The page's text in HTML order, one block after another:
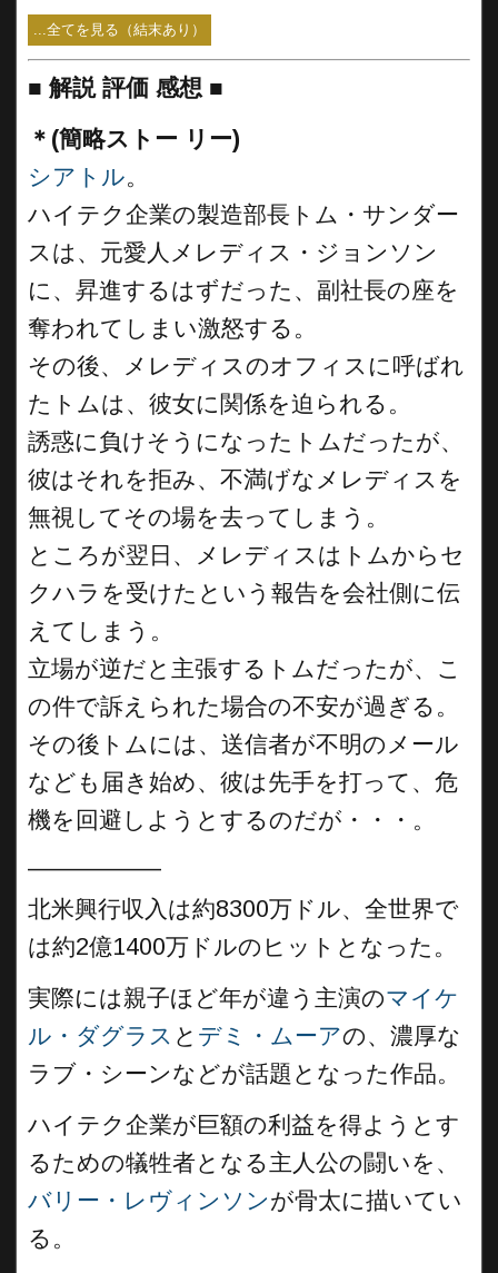
...全てを見る（結末あり）
■ 解説 評価 感想 ■
＊(簡略ストー リー)
シアトル。
ハイテク企業の製造部長トム・サンダー
スは、元愛人メレディス・ジョンソン
に、昇進するはずだった、副社長の座を
奪われてしまい激怒する。
その後、メレディスのオフィスに呼ばれ
たトムは、彼女に関係を迫られる。
誘惑に負けそうになったトムだったが、
彼はそれを拒み、不満げなメレディスを
無視してその場を去ってしまう。
ところが翌日、メレディスはトムからセ
クハラを受けたという報告を会社側に伝
えてしまう。
立場が逆だと主張するトムだったが、こ
の件で訴えられた場合の不安が過ぎる。
その後トムには、送信者が不明のメール
なども届き始め、彼は先手を打って、危
機を回避しようとするのだが・・・。
北米興行収入は約8300万ドル、全世界で
は約2億1400万ドルのヒットとなった。
実際には親子ほど年が違う主演のマイケ
ル・ダグラス と デミ・ムーアの、濃厚な
ラブ・シーンなどが話題となった作品。
ハイテク企業が巨額の利益を得ようとす
るための犠牲者となる主人公の闘いを、
バリー・レヴィンソンが骨太に描いてい
る。